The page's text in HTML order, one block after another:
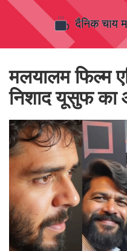
मलयालम फिल्म
निशाद यूसुफ